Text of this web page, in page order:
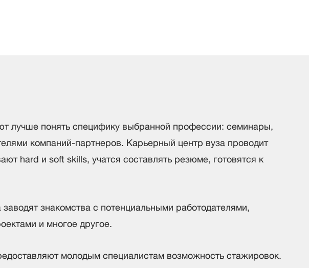
лучше понять специфику выбранной профессии: семинары,
компаний-партнеров. Карьерный центр вуза проводит
hard и soft skills, учатся составлять резюме, готовятся к
знакомства с потенциальными работодателями,
и многое другое.
молодым специалистам возможность стажировок.